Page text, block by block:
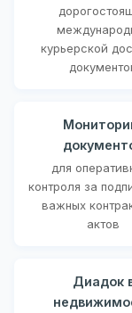
курьерской
для
контроля за
важных
актов
Диадок